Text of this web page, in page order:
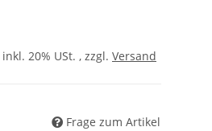
inkl. 20% USt. , zzgl. Versand
Frage zum Artikel